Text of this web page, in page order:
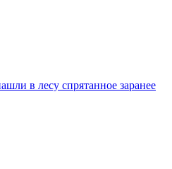
в лесу спрятанное заранее